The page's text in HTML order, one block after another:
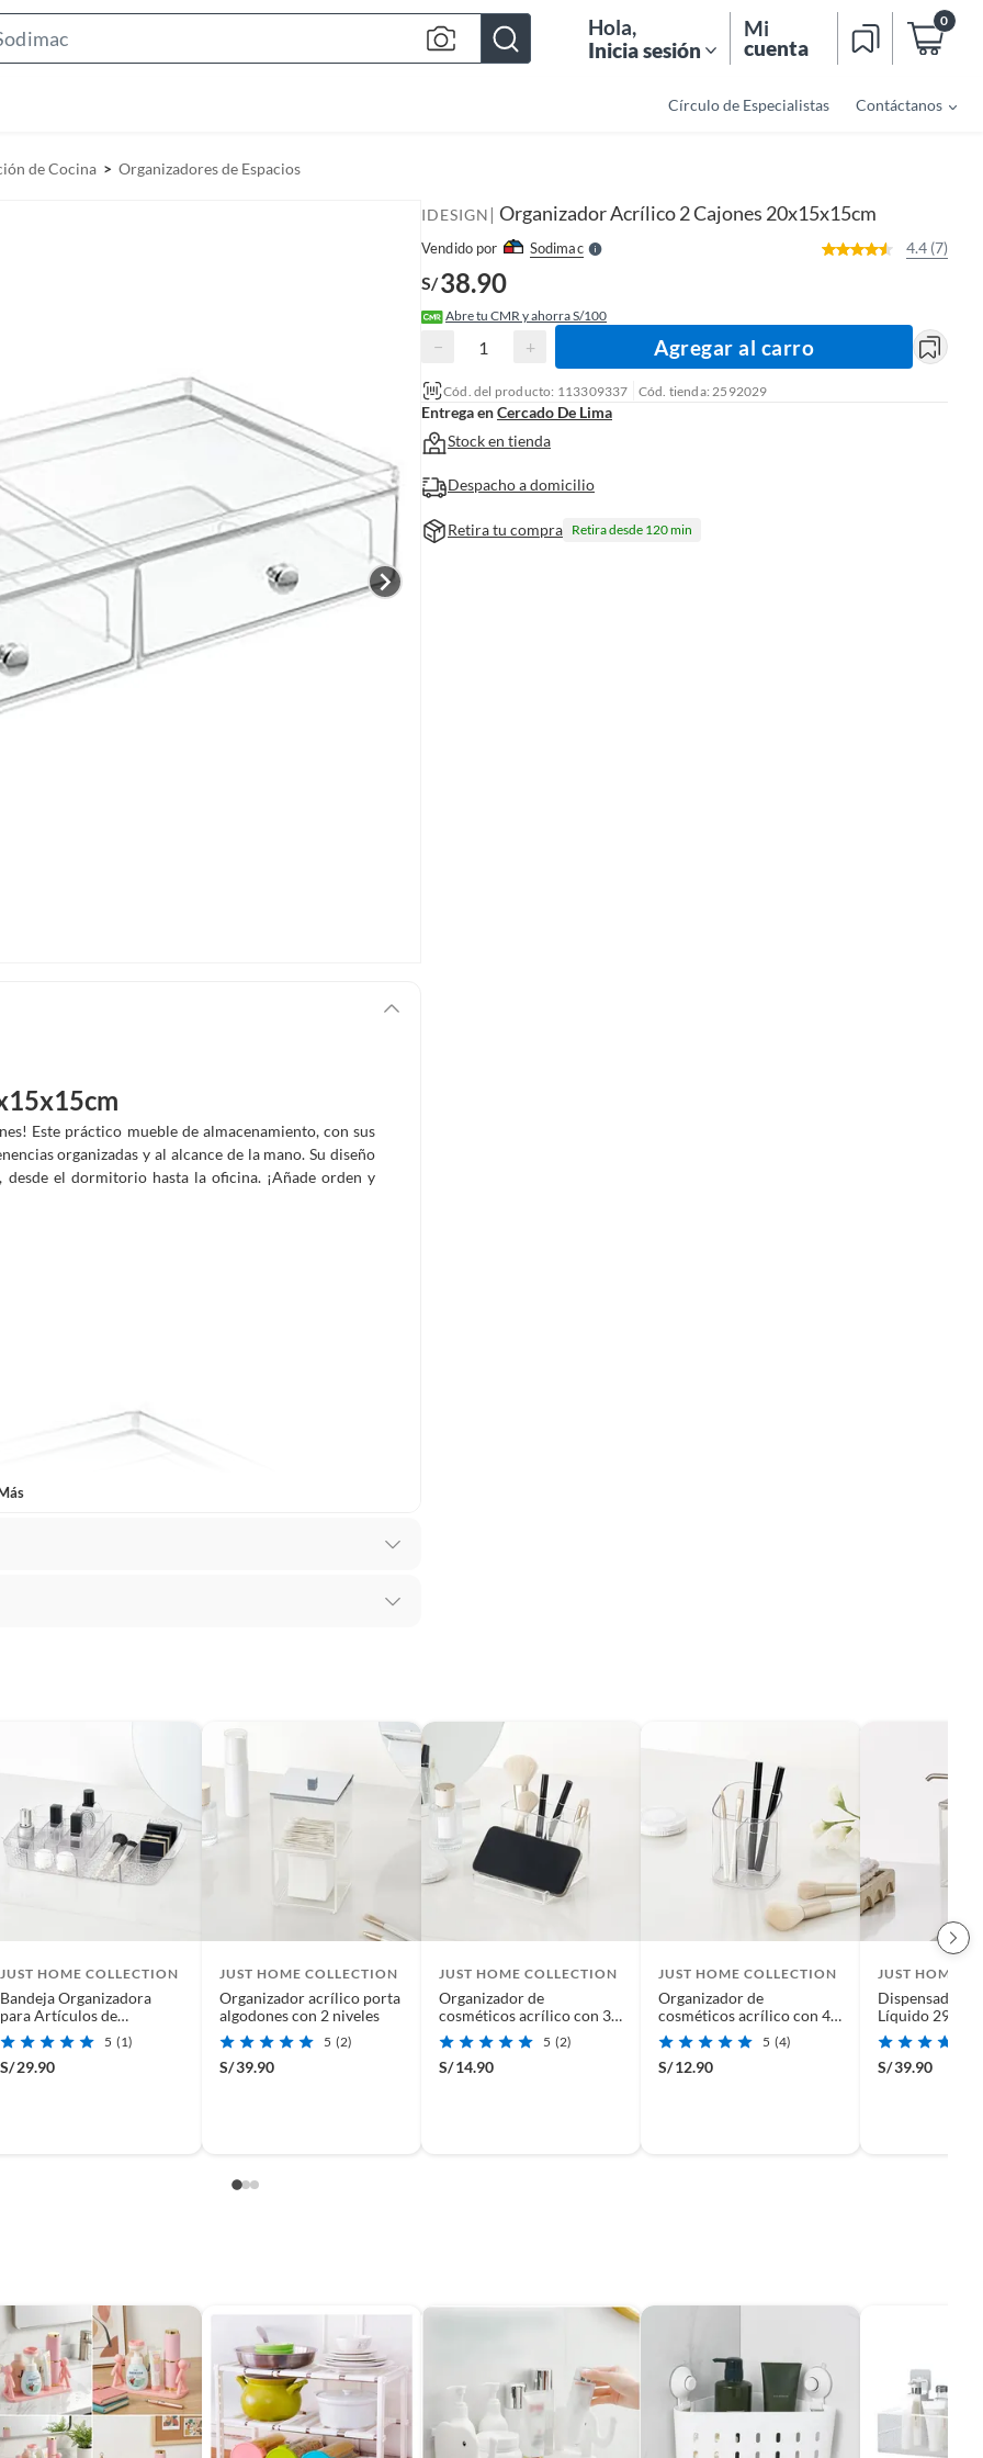
h
Hola,
Inicia sesión
Mi
cuenta
0
Círculo de Especialistas Contáctanos
de Cocina Organizadores de Espacios
Este práctico mueble de almacenamiento, con sus
organizadas y al alcance de la mano. Su diseño
el dormitorio hasta la oficina. ¡Añade orden y
tenemos
categorías que cuentan con plazos
la naturaleza de los productos, no se pueden
tecnología, línea blanca, colchones, muebles,
sin uso y deberá contar con todos sus accesorios,
(sin rayas, piquetes, abolladuras, manchas,
IDESIGN | Organizador Acrílico 2 Cajones 20x15x15cm
Vendido por SodimacS
l
l
4.4 (7)
S/38.90
Abre tu CMR y ahorra S/100
− + Agregar al carro
Cód. del producto: 113309337 Cód. tienda: 2592029
Entrega enCercado De Lima
Stock en tienda
Despacho a domicilio
Retira tu compra Retira desde 120 min
JUST HOME COLLECTION
Bandeja Organizadora
para Artículos de
Maquillaje
5 (1)
S/29.90
JUST HOME COLLECTION
Organizador acrílico porta
algodones con 2 niveles
5 (2)
S/39.90
JUST HOME COLLECTION
Organizador de
cosméticos acrílico con 3
divisiones
5 (2)
S/14.90
JUST HOME COLLECTION
Organizador de
cosméticos acrílico con 4
divisiones
5 (4)
S/12.90
JUST HOME
Dispensador
Líquido 296 ml
S/39.90